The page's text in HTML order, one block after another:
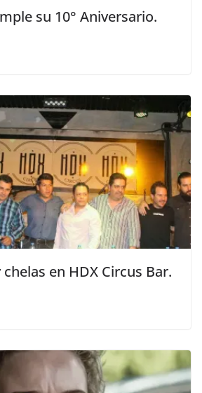
su 10° Aniversario.
en HDX Circus Bar.